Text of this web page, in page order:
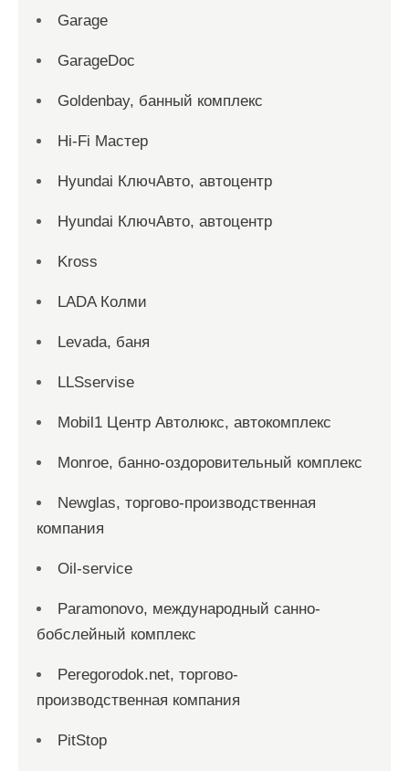
Garage
GarageDoc
Goldenbay, банный комплекс
Hi-Fi Мастер
Hyundai КлючАвто, автоцентр
Hyundai КлючАвто, автоцентр
Kross
LADA Колми
Levada, баня
LLSservise
Mobil1 Центр Автолюкс, автокомплекс
Monroe, банно-оздоровительный комплекс
Newglas, торгово-производственная
компания
Oil-service
Paramonovo, международный санно-
бобслейный комплекс
Peregorodok.net, торгово-
производственная компания
PitStop